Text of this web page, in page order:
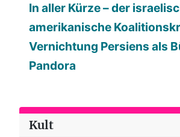
In aller Kürze – der
amerikanische
Vernichtung Persiens als
Pandora
Kult